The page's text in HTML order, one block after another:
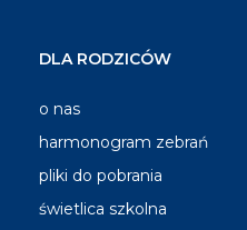
DLA RODZICÓW
o nas
harmonogram zebrań
pliki do pobrania
świetlica szkolna